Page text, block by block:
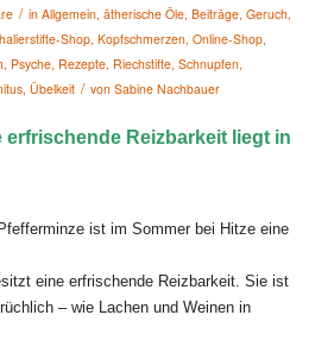
/ in Allgemein, ätherische Öle, Beiträge, Geruch,
Shop, Kopfschmerzen, Online-Shop,
, Psyche, Rezepte, Riechstifte, Schnupfen,
, Übelkeit / von Sabine Nachbauer
erfrischende Reizbarkeit liegt in
ist im Sommer bei Hitze eine
eine erfrischende Reizbarkeit. Sie ist
– wie Lachen und Weinen in